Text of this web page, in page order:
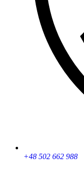
+48 502 662 988